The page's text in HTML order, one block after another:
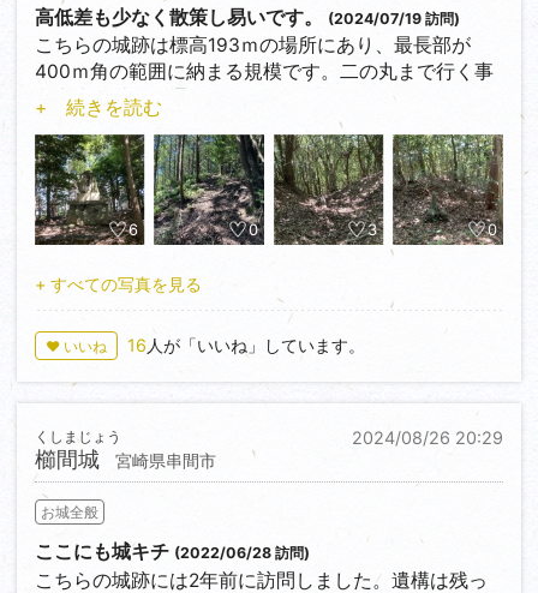
して様々な方向から新たに投稿される方が増えていっ
て欲しいと思います。
南側から訪問しました、先端には2つの曲輪があるの
ですが展望所設置の為に少なからず変わっています。
北の主郭部には海沿いにある尾根を伝って行くように
なります。この尾根が150ｍ程で城域に入っていま
す。両側に低木があるのでそれを手掛けにして中腰で
50ｍ程進んで行くと海側に傾いた岩があり、海側の視
界は開け、前方は樹木の張り出しで見えなくなりまし
た。50過ぎの年寄りが転落などしたらシャレにもなら
ない。さっさとＵターンして終了、結局城キチSin氏
の攻略した主郭にはたどり着けませんでした。こちら
は危険でお勧めできません。来訪された際は遠景や周
囲の景色を撮って訪問済とされた方が無難かと思いま
す。
高低差も少なく散策し易いです。 (2024/07/19 訪問)
こちらの城跡は標高193ｍの場所にあり、最長部が
400ｍ角の範囲に納まる規模です。二の丸まで行く事
の出来る林道を通りましたが梅雨明けもあり滑って途
中で断念しました。林道分岐に駐車して歩いていくと
直ぐに三の丸入口が有りましたのでそこから散策を開
始しました。
二の丸～三の丸、三の丸からその先に渡って一部を除
き土塁（現地の表示は防塁）が施されています。その
距離は200ｍ近くになります。また二の丸には立派な
石碑があります。
本丸周辺が見所で、本丸入口から虎口の間に堀切・畝
堀や土塁が施されています。本丸は二段になっていて
北側と一部南側に土塁があり、南側土塁の背後には
7・8本程度の畝堀が残っています。こちらは北九州に
多い小波では無く大波の畝堀で最大の見せ場になって
います。本丸二段の件、大分城郭報告書では上段は2
郭下段が主郭となっており二の丸・三の丸は呼称の無
い曲輪扱いとなっています。主郭に関してはその方が
+ 続きを読む
6 0 3 0
+ すべての写真を見る
♥ いいね 16 人が「いいね」しています。
2024/08/26 20:29
櫛間城
くしまじょう
宮崎県串間市
お城全般
ここにも城キチ (2022/06/28 訪問)
こちらの城跡には2年前に訪問しました。遺構は残っ